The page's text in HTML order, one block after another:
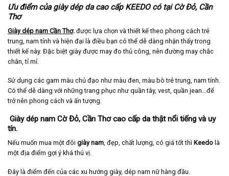
Ưu điểm của giày dép da cao cấp KEEDO có tại Cờ Đỏ, Cần
Thơ
Giày dép nam Cần Thơ. được lựa chọn và thiết kế theo phong cách trẻ
trung, nam tính và hiện đại là điều bạn có thể dễ dàng nhận thấy trong
thiết kế này. Đặc biệt giày được may đo thủ công, nên đường may chắc
chắn, tỉ mỉ.
Sử dụng các gam màu chủ đạo như màu đen, màu bò trẻ trung, nam tính.
Có thể dễ dàng với những trang phục như quần tây, vest, quần jean…để
trở nên phong cách và ấn tượng.
Giày dép nam Cờ Đỏ, Cần Thơ cao cấp da thật nổi tiếng và uy
tín.
Nếu muốn mua một đôi giày nam , đẹp, chất lượng, có giá tốt thì Keedo là
một địa điểm gợi ý khá thú vị.
Đây là điểm đến của các xu hướng giày, dép nam nữ hàng đầu.